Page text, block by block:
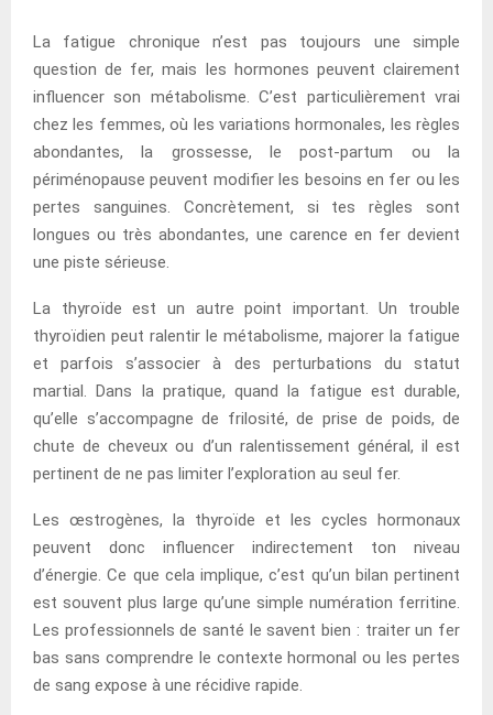
La fatigue chronique n’est pas toujours une simple
question de fer, mais les hormones peuvent clairement
influencer son métabolisme. C’est particulièrement vrai
chez les femmes, où les variations hormonales, les règles
abondantes, la grossesse, le post-partum ou la
périménopause peuvent modifier les besoins en fer ou les
pertes sanguines. Concrètement, si tes règles sont
longues ou très abondantes, une carence en fer devient
une piste sérieuse.
La thyroïde est un autre point important. Un trouble
thyroïdien peut ralentir le métabolisme, majorer la fatigue
et parfois s’associer à des perturbations du statut
martial. Dans la pratique, quand la fatigue est durable,
qu’elle s’accompagne de frilosité, de prise de poids, de
chute de cheveux ou d’un ralentissement général, il est
pertinent de ne pas limiter l’exploration au seul fer.
Les œstrogènes, la thyroïde et les cycles hormonaux
peuvent donc influencer indirectement ton niveau
d’énergie. Ce que cela implique, c’est qu’un bilan pertinent
est souvent plus large qu’une simple numération ferritine.
Les professionnels de santé le savent bien : traiter un fer
bas sans comprendre le contexte hormonal ou les pertes
de sang expose à une récidive rapide.